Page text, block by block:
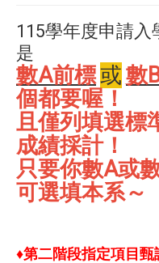
115學年度申請
是
數A前標或數
個都要喔！
且僅列填選標
成績採計！
只要你數A或
可選填本系～
♦第二階段指定項目甄